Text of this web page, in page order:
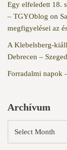
Egy elfeledett 18.
– TGYOblog on
megfigyelései az
A Klebelsberg-
Debrecen –
Forradalmi napok
Archívum